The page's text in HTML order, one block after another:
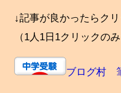
↓記事が良かったらク
（1人1日1クリックの
ブログ村